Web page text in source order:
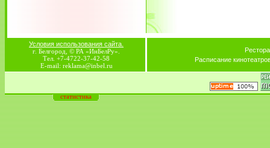
Условия использования сайта.
г. Белгород, © РА «ИнБелРу».
Тел. +7-4722-37-42-58
E-mail: reklama@inbel.ru
Расписание
статистика